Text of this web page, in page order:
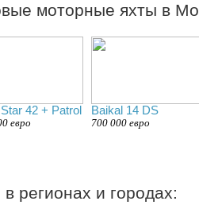
моторные яхты в
42 + Patrol
евро
Baikal 14 DS
700 000 евро
регионах и городах: